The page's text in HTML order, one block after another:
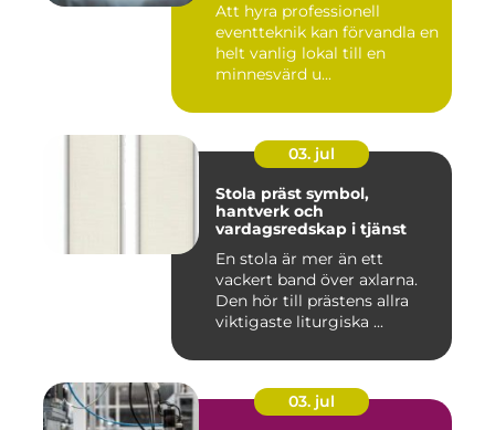
Att hyra professionell
eventteknik kan förvandla en
helt vanlig lokal till en
minnesvärd u...
03. jul
Stola präst symbol,
hantverk och
vardagsredskap i tjänst
En stola är mer än ett
vackert band över axlarna.
Den hör till prästens allra
viktigaste liturgiska ...
03. jul